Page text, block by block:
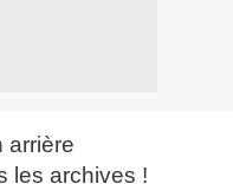
arrière
les archives !